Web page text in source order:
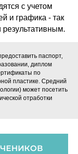
с учетом
и графика - так
паспорт,
диплом
по
пластике. Средний
может посетить
отработки